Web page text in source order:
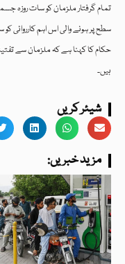
تمام گرفتار ملزمان کو سات روزہ
سطح پر ہونے والی اس اہم کارروائی کو
حکام کا کہنا ہے کہ ملزمان سے
ہیں۔
شیئر کریں
:مزید خبریں